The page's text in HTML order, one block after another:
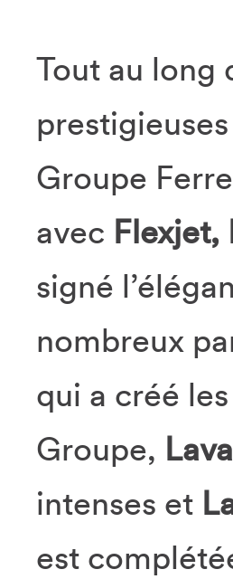
Tout au long
Groupe
avec Flexjet,
signé
nombreux
qui a créé
Groupe,
intenses et
est